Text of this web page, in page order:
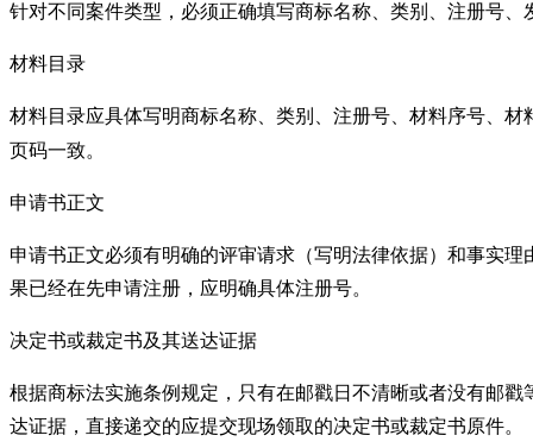
针对不同案件类型，必须正确填写商标名称、类别、注册号
材料目录
材料目录应具体写明商标名称、类别、注册号、材料序号、
页码一致。
申请书正文
申请书正文必须有明确的评审请求（写明法律依据）和事实
果已经在先申请注册，应明确具体注册号。
决定书或裁定书及其送达证据
根据商标法实施条例规定，只有在邮戳日不清晰或者没有邮
达证据，直接递交的应提交现场领取的决定书或裁定书原件。